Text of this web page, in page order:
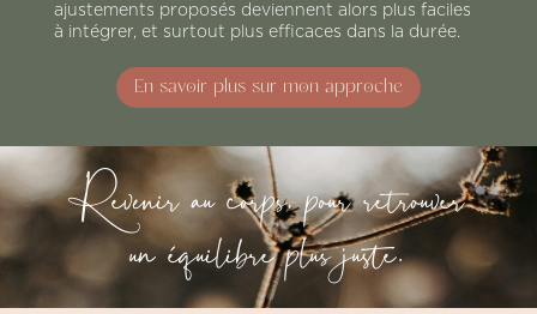
ajustements proposés deviennent alors plus faciles
à intégrer, et surtout plus efficaces dans la durée.
En savoir plus sur mon approche
Revenir au corps, pour retrouver
un équilibre plus juste.